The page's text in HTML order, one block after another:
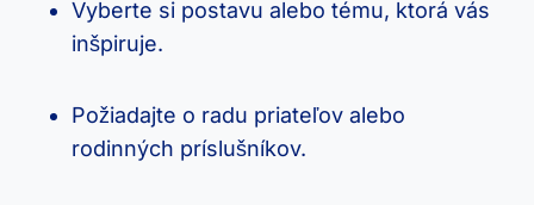
Vyberte si postavu alebo tému, ktorá vás
inšpiruje.
Požiadajte o radu priateľov alebo
rodinných príslušníkov.